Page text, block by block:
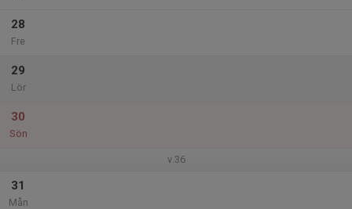
28
Fre
29
Lör
30
Sön
v.36
31
Mån